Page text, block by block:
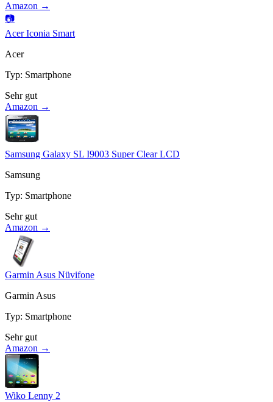
Amazon →
📷
Acer Iconia Smart
Acer
Typ: Smartphone
Sehr gut
Amazon →
Samsung Galaxy SL I9003 Super Clear LCD
Samsung
Typ: Smartphone
Sehr gut
Amazon →
Garmin Asus Nüvifone
Garmin Asus
Typ: Smartphone
Sehr gut
Amazon →
Wiko Lenny 2